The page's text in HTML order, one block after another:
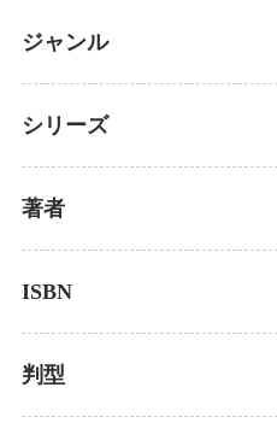
ジャンル
シリーズ
著者
ISBN
判型